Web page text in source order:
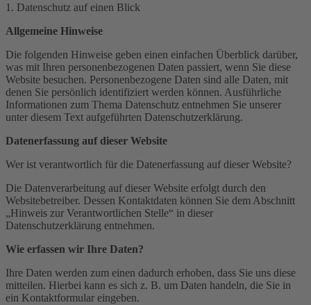
1. Datenschutz auf einen Blick
Allgemeine Hinweise
Die folgenden Hinweise geben einen einfachen Überblick darüber,
was mit Ihren personenbezogenen Daten passiert, wenn Sie diese
Website besuchen. Personenbezogene Daten sind alle Daten, mit
denen Sie persönlich identifiziert werden können. Ausführliche
Informationen zum Thema Datenschutz entnehmen Sie unserer
unter diesem Text aufgeführten Datenschutzerklärung.
Datenerfassung auf dieser Website
Wer ist verantwortlich für die Datenerfassung auf dieser Website?
Die Datenverarbeitung auf dieser Website erfolgt durch den
Websitebetreiber. Dessen Kontaktdaten können Sie dem Abschnitt
„Hinweis zur Verantwortlichen Stelle“ in dieser
Datenschutzerklärung entnehmen.
Wie erfassen wir Ihre Daten?
Ihre Daten werden zum einen dadurch erhoben, dass Sie uns diese
mitteilen. Hierbei kann es sich z. B. um Daten handeln, die Sie in
ein Kontaktformular eingeben.